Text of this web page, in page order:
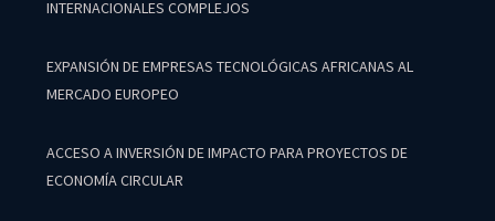
INTERNACIONALES COMPLEJOS
EXPANSIÓN DE EMPRESAS TECNOLÓGICAS AFRICANAS AL
MERCADO EUROPEO
ACCESO A INVERSIÓN DE IMPACTO PARA PROYECTOS DE
ECONOMÍA CIRCULAR